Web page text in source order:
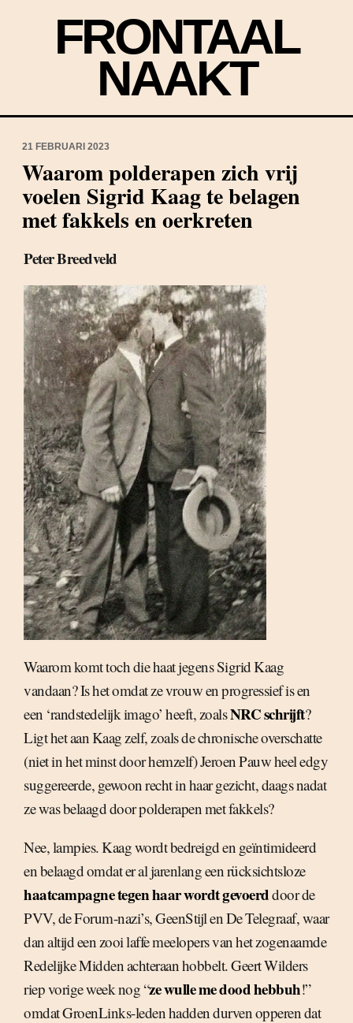
FRONTAAL
NAAKT
21 FEBRUARI 2023
Waarom polderapen zich vrij
voelen Sigrid Kaag te belagen
met fakkels en oerkreten
Peter Breedveld
Waarom komt toch die haat jegens Sigrid Kaag
vandaan? Is het omdat ze vrouw en progressief is en
een ‘randstedelijk imago’ heeft, zoalsNRC schrijft?
Ligt het aan Kaag zelf, zoals de chronische overschatte
(niet in het minst door hemzelf) Jeroen Pauw heel edgy
suggereerde, gewoon recht in haar gezicht, daags nadat
ze was belaagd door polderapen met fakkels?
Nee, lampies. Kaag wordt bedreigd en geïntimideerd
en belaagd omdat er al jarenlang een rücksichtsloze
haatcampagne tegen haar wordt gevoerddoor de
PVV, de Forum-nazi’s, GeenStijl en De Telegraaf, waar
dan altijd een zooi laffe meelopers van het zogenaamde
Redelijke Midden achteraan hobbelt. Geert Wilders
riep vorige week nog “ze wulle me dood hebbuh!”
omdat GroenLinks-leden hadden durven opperen dat